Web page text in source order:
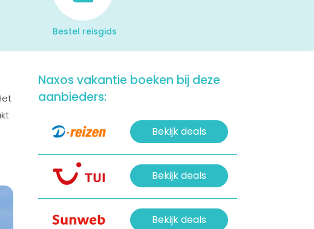
Bestel reisgids
Naxos vakantie boeken bij deze
aanbieders:
Bekijk deals
Bekijk deals
Bekijk deals